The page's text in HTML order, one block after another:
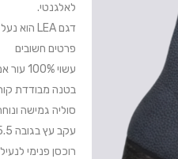
לאלגנטי.
דגם LEA הוא נעל על-זמנית – מודרנית, רכה ומרשימה.
פרטים חשובים
עשוי 100% עור אמיתי בגימור טקסטורלי ייחודי
בטנה מבודדת
סוליה גמישה
עקב עץ בגובה 5.5 ס”מ
רוכסן פנימי